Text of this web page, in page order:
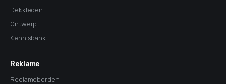
Dekkleden
Ontwerp
Kennisbank
Reklame
Reclameborden